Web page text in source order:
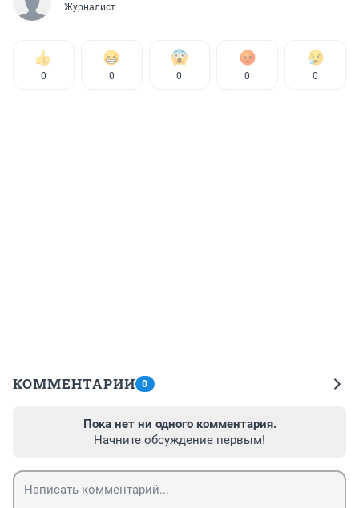
Журналист
0 0 0 0 0
КОММЕНТАРИИ 0
Пока нет ни одного комментария.
Начните обсуждение первым!